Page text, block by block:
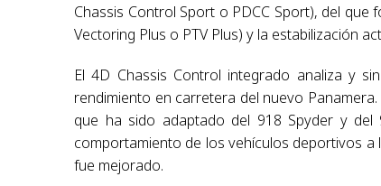
Chassis Control Sport o PDCC Sport), del
Vectoring Plus o PTV Plus) y la estabilización
El 4D Chassis Control integrado analiza y
rendimiento en carretera del nuevo
que ha sido adaptado del 918 Spyder y del
comportamiento de los vehículos deportivos
fue mejorado.